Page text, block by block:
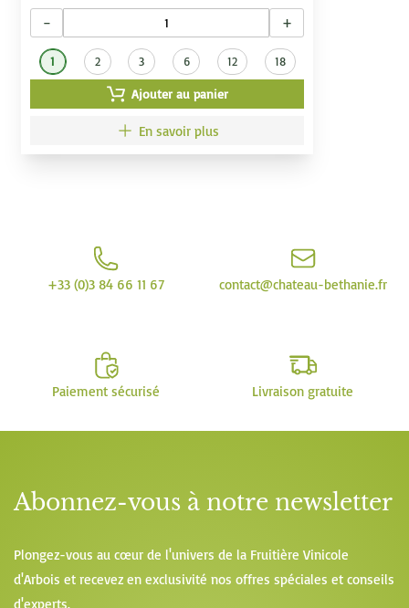
− +
1 2 3 6 12 18
Ajouter au panier
En savoir plus
+33 (0)3 84 66 11 67 contact@chateau-bethanie.fr
Paiement sécurisé Livraison gratuite
Abonnez-vous à notre newsletter
Plongez-vous au cœur de l'univers de la Fruitière Vinicole
d'Arbois et recevez en exclusivité nos offres spéciales et conseils
d'experts.